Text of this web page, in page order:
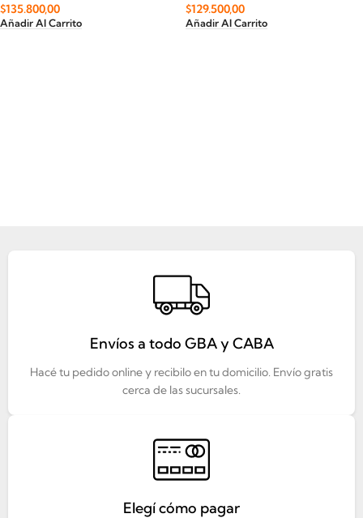
$135.800,00
Añadir Al Carrito
$129.500,00
Añadir Al Carrito
Envíos a todo GBA y CABA
Hacé tu pedido online y recibilo en tu domicilio. Envío gratis
cerca de las sucursales.
Elegí cómo pagar